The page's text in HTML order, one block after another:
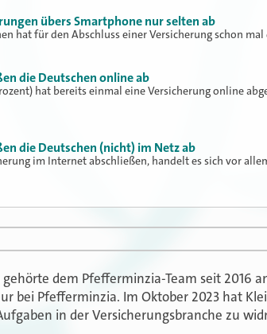
übers Smartphone nur selten ab
hat für den Abschluss einer Versicherung schon mal
die Deutschen online ab
hat bereits einmal eine Versicherung online
die Deutschen (nicht) im Netz ab
im Internet abschließen, handelt es sich vor
gehörte dem Pfefferminzia-Team seit 2016
bei Pfefferminzia. Im Oktober 2023 hat
in der Versicherungsbranche zu